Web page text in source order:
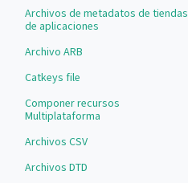
Archivos de metadatos de tiendas
de aplicaciones
Archivo ARB
Catkeys file
Componer recursos
Multiplataforma
Archivos CSV
Archivos DTD